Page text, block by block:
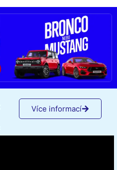
Více informací